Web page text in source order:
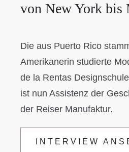
von New York bis
Die aus Puerto Rico
Amerikanerin studierte
de la Rentas
ist nun Assistenz der
der Reiser Manufaktur.
INTERVIEW